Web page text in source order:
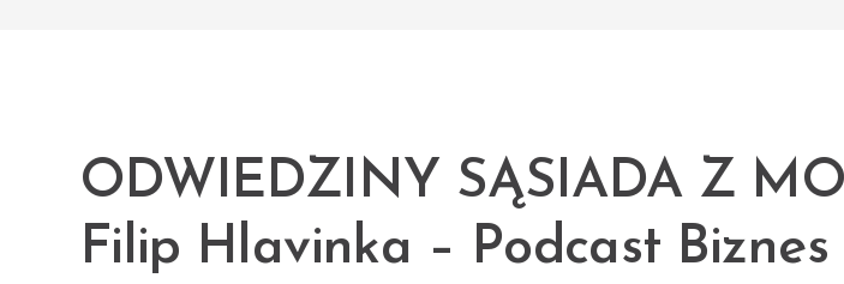
ODWIEDZINY SĄSIADA Z
Filip Hlavinka – Podcast Biznes